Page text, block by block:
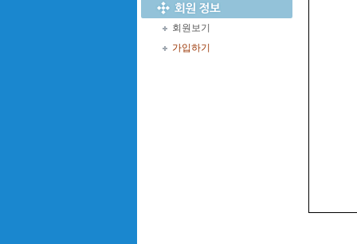
회원보기
가입하기